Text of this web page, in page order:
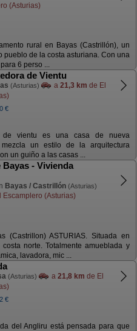
(Asturias)
rural en Bayas (Castrillón), un
pueblo de la costa asturiana. Con una
6 perso ...
de Vientu
(Asturias) a 21,3 km de El
€
de vientu es una casa de nueva
mezcla un estilo de la arquitectura
un guiño a las casas ...
Bayas - Vivienda
Bayas / Castrillón (Asturias)
Escamplero (Asturias)
(Castrillon) ASTURIAS. Situada en
norte. Totalmente amueblada y
lavadora, mic ...
(Asturias) a 21,8 km de El
€
del Angliru está pensada para que